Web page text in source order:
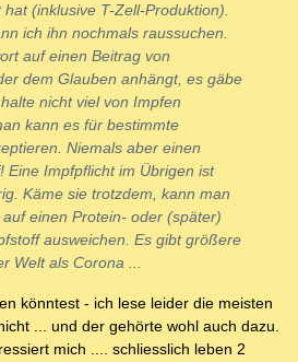
(inklusive T-Zell-Produktion).
ich ihn nochmals raussuchen.
auf einen Beitrag von
dem Glauben anhängt, es gäbe
nicht viel von Impfen
kann es für bestimmte
Niemals aber einen
Eine Impfpflicht im Übrigen ist
Käme sie trotzdem, kann man
einen Protein- oder (später)
ausweichen. Es gibt größere
Welt als Corona ...
könntest - ich lese leider die meisten
... und der gehörte wohl auch dazu.
mich .... schliesslich leben 2